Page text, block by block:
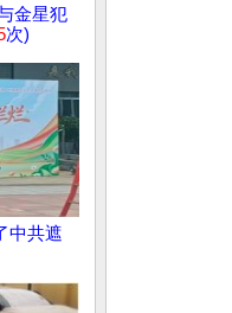
金星犯
次)
中共遮